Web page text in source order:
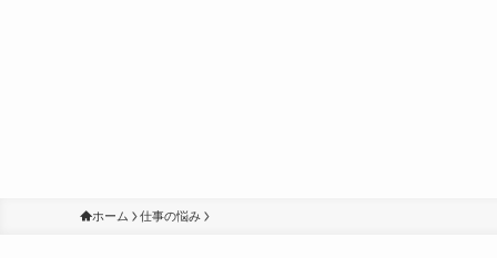
ホーム 仕事の悩み